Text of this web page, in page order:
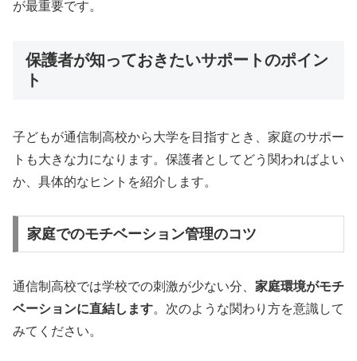
が最重要です。
保護者が知っておきたいサポートのポイン
ト
子どもが通信制高校から大学を目指すとき、家庭のサポー
トも大きな力になります。保護者としてどう関わればよい
か、具体的なヒントを紹介します。
家庭でのモチベーション管理のコツ
通信制高校では学校での刺激が少ない分、 家庭環境がモチ
ベーションに直結します。次のような関わり方を意識して
みてください。